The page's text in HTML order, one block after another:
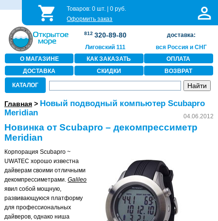
Товаров:0 шт. |0 руб.
Оформить заказ
812 320-89-80
Лиговский 111
доставка:
вся Россия и СНГ
О МАГАЗИНЕ
КАК ЗАКАЗАТЬ
ОПЛАТА
ДОСТАВКА
СКИДКИ ВОЗВРАТ
КАТАЛОГ
Главная> Новый подводный компьютер Scubapro
Meridian
04.06.2012
Новинка от Scubapro – декомпрессиметр
Meridian
Корпорация Scubapro ~
UWATEC хорошо известна
дайверам своими отличными
декомпрессиметрами. Galileo
явил собой мощную,
развивающуюся платформу
для профессиональных
дайверов, однако ниша